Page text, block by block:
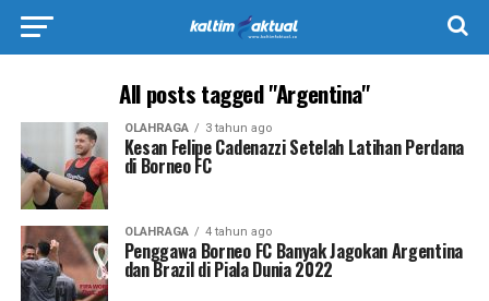
All posts tagged "Argentina"
OLAHRAGA 3 tahun ago
Kesan Felipe Cadenazzi Setelah Latihan Perdana
di Borneo FC
OLAHRAGA 4 tahun ago
Penggawa Borneo FC Banyak Jagokan Argentina
dan Brazil di Piala Dunia 2022